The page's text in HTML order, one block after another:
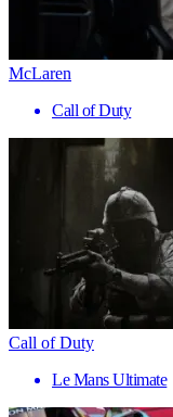
McLaren
Call of Duty
Call of Duty
Le Mans Ultimate